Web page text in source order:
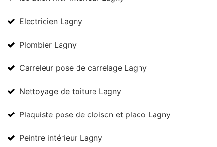
Electricien Lagny
Plombier Lagny
Carreleur pose de carrelage Lagny
Nettoyage de toiture Lagny
Plaquiste pose de cloison et placo Lagny
Peintre intérieur Lagny